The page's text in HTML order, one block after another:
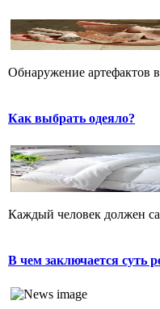
Обнаружение артефактов
Как выбрать одеяло?
Каждый человек должен
В чем заключается суть